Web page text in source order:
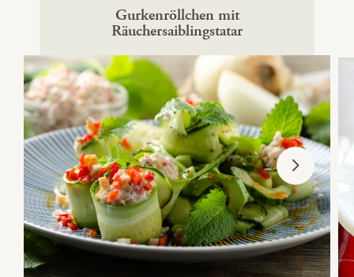
Gurkenröllchen mit
Räuchersaiblingstatar